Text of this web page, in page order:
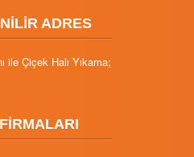
ADRES
ile Çiçek Halı Yıkama;